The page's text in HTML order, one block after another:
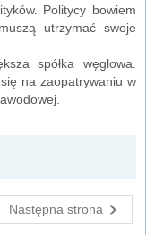
Politycy bowiem
utrzymać swoje
spółka węglowa.
na zaopatrywaniu w
Następna strona